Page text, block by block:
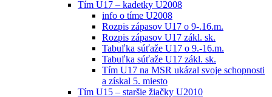
Tím U17 – kadetky U2008
info o tíme U2008
Rozpis zápasov U17 o 9-.16.m.
Rozpis zápasov U17 zákl. sk.
Tabuľka súťaže U17 o 9.-16.m.
Tabuľka súťaže U17 zákl. sk.
Tím U17 na MSR ukázal svoje schopnosti
a získal 5. miesto
Tím U15 – staršie žiačky U2010